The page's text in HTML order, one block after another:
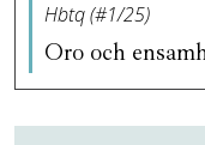
Hbtq (#1/25)
Oro och